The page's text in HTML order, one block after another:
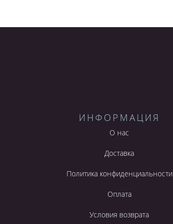
ИНФОРМАЦИЯ
О нас
Доставка
Политика конфиденциальности
Оплата
Условия возврата